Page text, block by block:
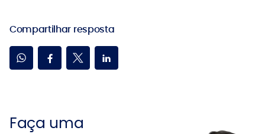
Compartilhar resposta
Faça uma